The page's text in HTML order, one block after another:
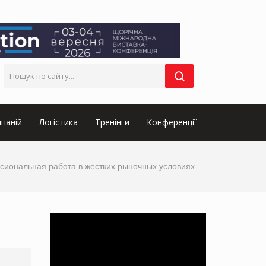
Логістика Тренінги Конференції
работа в жестких рыночных условиях